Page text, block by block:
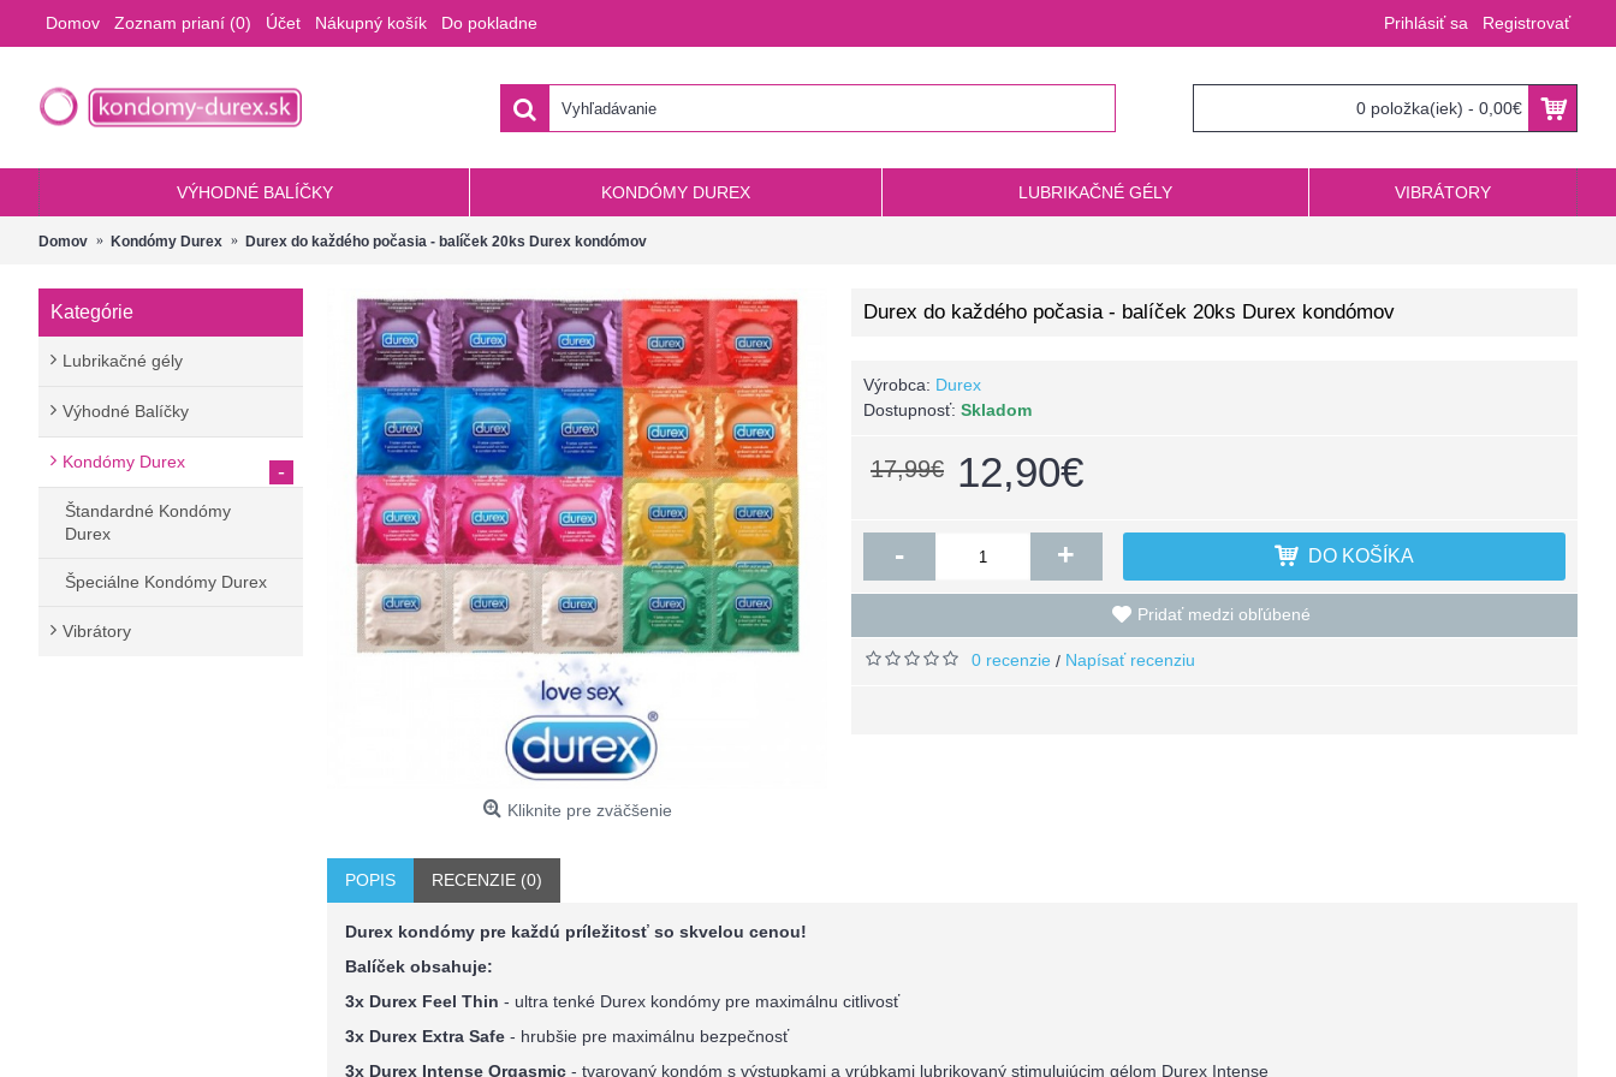
Domov Zoznam prianí (0) Účet Nákupný košík Do pokladne Prihlásiť sa Registrovať
0 položka(iek) - 0,00€
VÝHODNÉ BALÍČKY KONDÓMY DUREX LUBRIKAČNÉ GÉLY VIBRÁTORY
Domov Kondómy Durex Durex do každého počasia - balíček 20ks Durex kondómov
Kategórie
Lubrikačné gély
Výhodné Balíčky
Kondómy Durex -
Štandardné Kondómy
Durex
Špeciálne Kondómy Durex
Vibrátory
Kliknite pre zväčšenie
Durex do každého počasia - balíček 20ks Durex kondómov
Výrobca: Durex
Dostupnosť: Skladom
17,99€ 12,90€
- + DO KOŠÍKA
Pridať medzi obľúbené
0 recenzie / Napísať recenziu
POPIS RECENZIE (0)
Durex kondómy pre každú príležitosť so skvelou cenou!
Balíček obsahuje:
3x Durex Feel Thin - ultra tenké Durex kondómy pre maximálnu citlivosť
3x Durex Extra Safe - hrubšie pre maximálnu bezpečnosť
3x Durex Intense Orgasmic - tvarovaný kondóm s výstupkami a vrúbkami lubrikovaný stimulujúcim gélom Durex Intense